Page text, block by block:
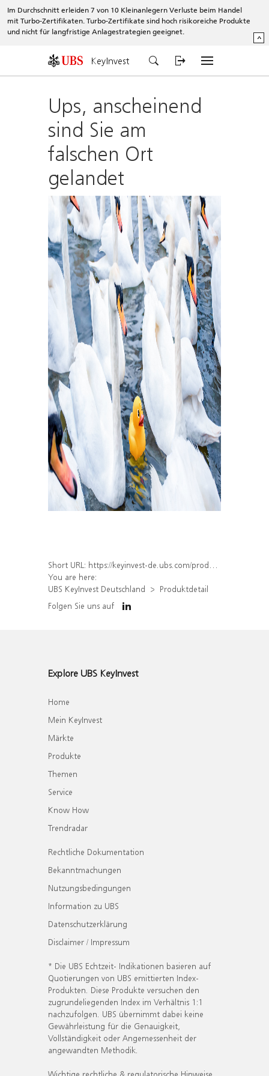
Im Durchschnitt erleiden 7 von 10 Kleinanlegern Verluste beim Handel
mit Turbo-Zertifikaten. Turbo-Zertifikate sind hoch risikoreiche Produkte
und nicht für langfristige Anlagestrategien geeignet.
^
KeyInvest
Ups, anscheinend
sind Sie am
falschen Ort
gelandet
Short URL: https://keyinvest-de.ubs.com/produkt/detail/index/isin/DE000WA30U77
You are here:
UBS KeyInvest Deutschland
Produktdetail
Folgen Sie uns auf
Explore UBS KeyInvest
Home
Mein KeyInvest
Märkte
Produkte
Themen
Service
Know How
Trendradar
Rechtliche Dokumentation
Bekanntmachungen
Nutzungsbedingungen
Information zu UBS
Datenschutzerklärung
Disclaimer / Impressum
* Die UBS Echtzeit- Indikationen basieren auf
Quotierungen von UBS emittierten Index-
Produkten. Diese Produkte versuchen den
zugrundeliegenden Index im Verhältnis 1:1
nachzufolgen. UBS übernimmt dabei keine
Gewährleistung für die Genauigkeit,
Vollständigkeit oder Angemessenheit der
angewandten Methodik.